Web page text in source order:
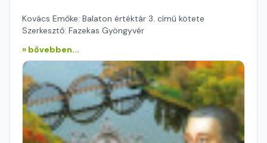
Kovács Emőke: Balaton értéktár 3. című kötete
Szerkesztő: Fazekas Gyöngyvér
» bővebben...